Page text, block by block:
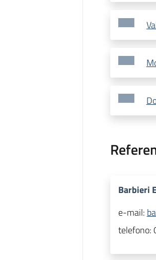
Barbieri
e-mail:
telefono: